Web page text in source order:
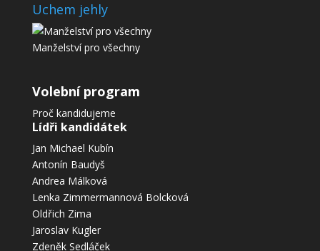
Uchem jehly
Manželství pro všechny
Volební program
Proč kandidujeme
Lídři kandidátek
Jan Michael Kubín
Antonín Baudyš
Andrea Málková
Lenka Zimmermannová Bolcková
Oldřich Zima
Jaroslav Kugler
Zdeněk Sedláček